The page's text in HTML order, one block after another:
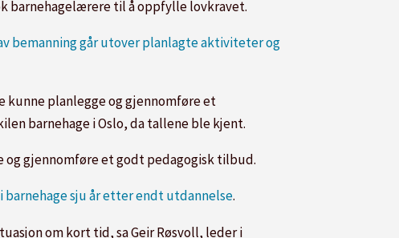
barnehagelærere til å oppfylle lovkravet.
bemanning går utover planlagte aktiviteter og
kunne planlegge og gjennomføre et
barnehage i Oslo, da tallene ble kjent.
og gjennomføre et godt pedagogisk tilbud.
barnehage sju år etter endt utdannelse.
om kort tid, sa Geir Røsvoll, leder i